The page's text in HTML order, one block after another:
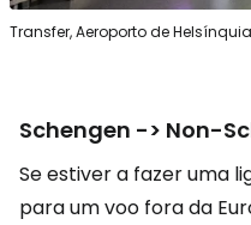
Transfer, Aeroporto de Helsínquia
Schengen -> Non-
Se estiver a fazer uma
para um voo fora da